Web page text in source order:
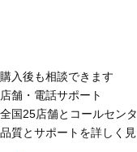
購入後も相談できます
店舗・電話サポート
全国25店舗とコールセン
品質とサポートを詳しく